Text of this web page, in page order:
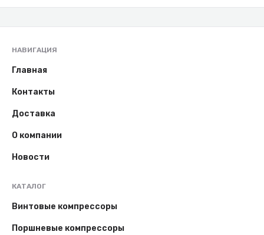
НАВИГАЦИЯ
Главная
Контакты
Доставка
О компании
Новости
КАТАЛОГ
Винтовые компрессоры
Поршневые компрессоры